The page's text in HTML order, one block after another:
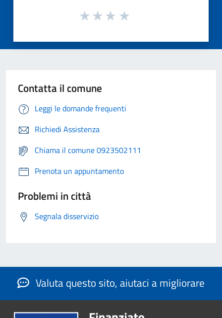
Contatta il comune
Leggi le domande frequenti
Richiedi Assistenza
Chiama il comune 0923502111
Prenota un appuntamento
Problemi in città
Segnala disservizio
Valuta questo sito, aiutaci a migliorare